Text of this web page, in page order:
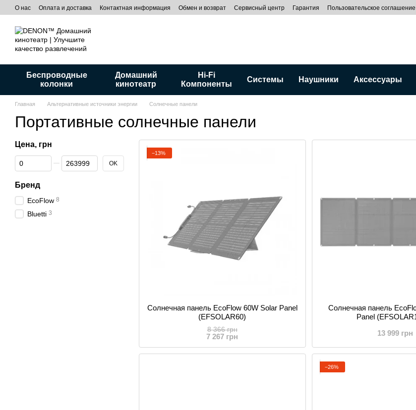
Перейти к основному контенту
О нас Оплата и доставка Контактная информация Обмен и возврат Сервисный центр Гарантия Пользовательское соглашение
Беспроводные
колонки
Домашний
кинотеатр
Hi-Fi
Компоненты
Системы Наушники Аксессуары
Главная Альтернативные источники энергии Солнечные панели
Портативные солнечные панели
−13%
Солнечная панель EcoFlow 60W Solar Panel
(EFSOLAR60)
8 366 грн
7 267 грн
Солнечная панель
Panel
13 999 грн
−26%
Цена, грн
От Цена, грн
До Цена, грн OK
Бренд
EcoFlow 8
Bluetti 3